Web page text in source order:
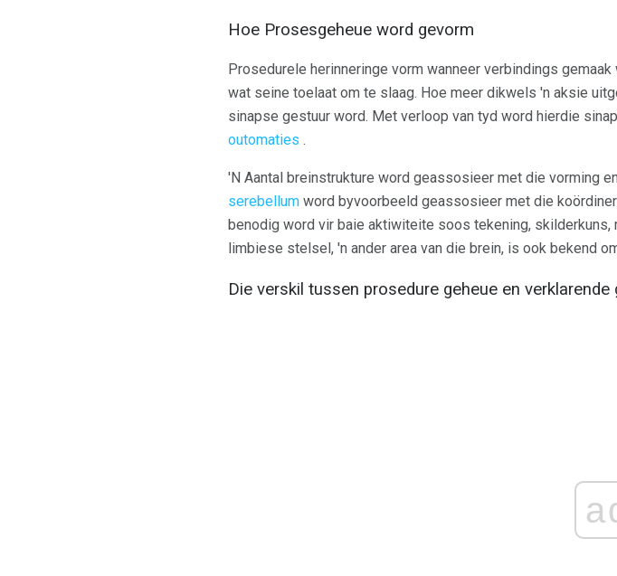
Hoe Prosesgeheue word gevorm
Prosedurele herinneringe vorm wanneer verbindings
wat seine toelaat om te slaag. Hoe meer dikwels 'n aksie
sinapse gestuur word. Met verloop van tyd word hierdie
outomaties .
'N Aantal breinstrukture word geassosieer met die vorming
serebellum word byvoorbeeld geassosieer met die
benodig word vir baie aktiwiteite soos tekening,
limbiese stelsel, 'n ander area van die brein, is ook bekend
Die verskil tussen prosedure geheue en verklarende